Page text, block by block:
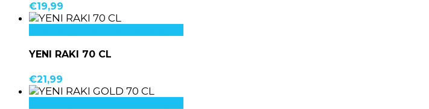
€19,99
YENI RAKI 70 CL
€21,99